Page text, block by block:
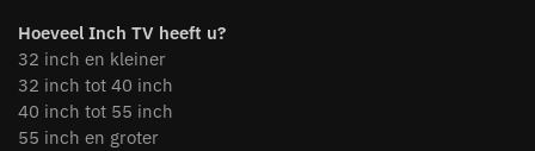
Hoeveel Inch TV heeft u?
32 inch en kleiner
32 inch tot 40 inch
40 inch tot 55 inch
55 inch en groter